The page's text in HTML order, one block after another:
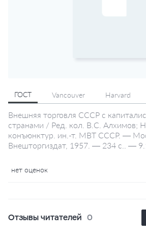
ГОСТ Vancouver Harvard
Внешняя торговля СССР с
странами / Ред. кол. В.С. Алхимов;
конъюнктур. ин.-т. МВТ СССР. —
Внешторгиздат, 1957. — 234 с.. —
нет оценок
Отзывы читателей 0